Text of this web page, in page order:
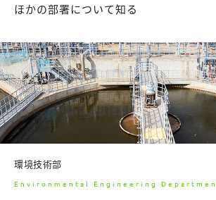
ほかの部署について知る
環境技術部
Environmental Engineering